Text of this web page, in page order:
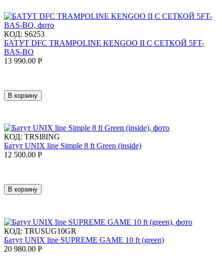
КОД: S6253
БАТУТ DFC TRAMPOLINE KENGOO II С СЕТКОЙ 5FT-
BAS-BO
13 990.00 Р
В корзину
КОД: TRSI8ING
Батут UNIX line Simple 8 ft Green (inside)
12 500.00 Р
В корзину
КОД: TRUSUG10GR
Батут UNIX line SUPREME GAME 10 ft (green)
20 980.00 Р